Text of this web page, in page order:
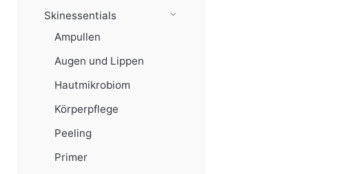
Skinessentials
Ampullen
Augen und Lippen
Hautmikrobiom
Körperpflege
Peeling
Primer